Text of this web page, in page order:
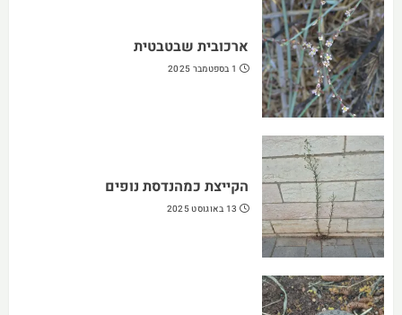
ארכובית שבטבטית
1 בספטמבר 2025
הקייצת כמהנדסת נופים
13 באוגוסט 2025